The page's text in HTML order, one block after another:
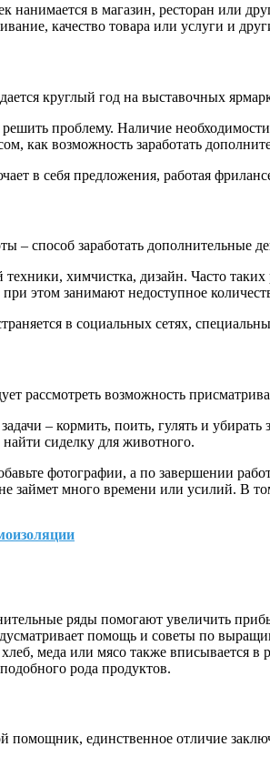
нанимается в магазин, ресторан или
качество товара или услуги и
круглый год на выставочных
проблему. Наличие
как возможность заработать
в себя предложения, работая
– способ заработать
химчистка, дизайн. Часто
этом занимают недоступное
в социальных сетях,
рассмотреть возможность
– кормить, поить, гулять и
сиделку для животного.
фотографии, а по завершении
займет много времени или усилий. В
ряды помогают увеличить
помощь и советы по
меда или мясо также вписывается в
рода продуктов.
помощник, единственное отличие